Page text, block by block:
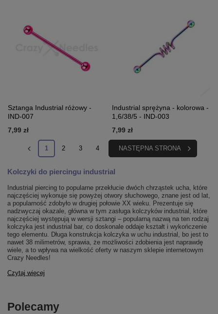
Sztanga Industrial różowy -
IND-007
7,99 zł
Industrial sprężyna - kolorowa -
1,6/38/5 - IND-003
7,99 zł
1 2 3 4 NASTĘPNA STRONA
Kolczyki do piercingu industrial
Industrial piercing to popularne przekłucie dwóch chrząstek ucha, które
najczęściej wykonuje się powyżej otwory słuchowego, znane jest od lat,
a popularność zdobyło w drugiej połowie XX wieku. Prezentuje się
nadzwyczaj okazale, główna w tym zasługa kolczyków industrial, które
najczęściej występują w wersji sztangi – popularną nazwą na ten rodzaj
kolczyka jest industrial bar, co doskonale oddaje kształt i wykończenie
tego elementu. Długa konstrukcja kolczyka w uchu industrial, bo jest to
nawet 38 milimetrów, sprawia, że możliwości zdobienia jest naprawdę
wiele, a to wpływa na wielkość oferty w naszym sklepie internetowym
Crazy Needles!
Czytaj więcej
Polecamy